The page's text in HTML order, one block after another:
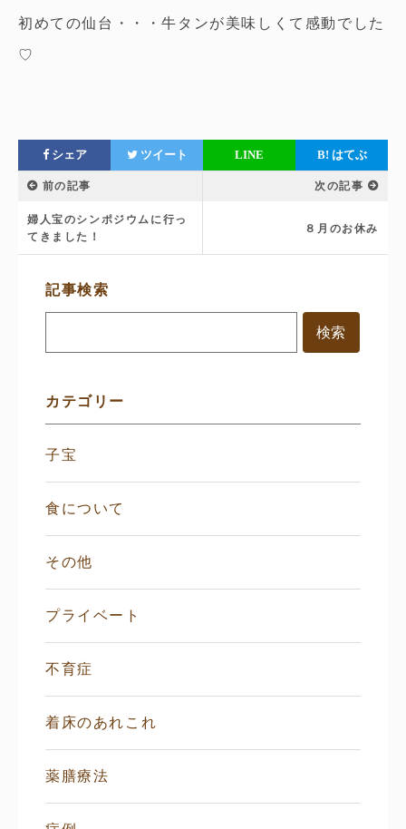
初めての仙台・・・牛タンが美味しくて感動でした
♡
シェア ツイート LINE B! はてぶ
前の記事
婦人宝のシンポジウムに行っ
てきました！
次の記事
８月のお休み
サ
ニ
記事検索
カテゴリー
子宝
食について
その他
プライベート
不育症
着床のあれこれ
薬膳療法